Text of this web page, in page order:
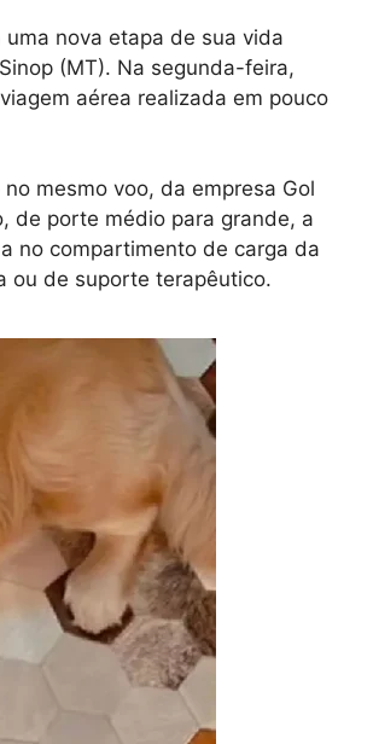
nova etapa de sua vida
(MT). Na segunda-feira,
aérea realizada em pouco
mesmo voo, da empresa Gol
de porte médio para grande, a
no compartimento de carga da
ou de suporte terapêutico.